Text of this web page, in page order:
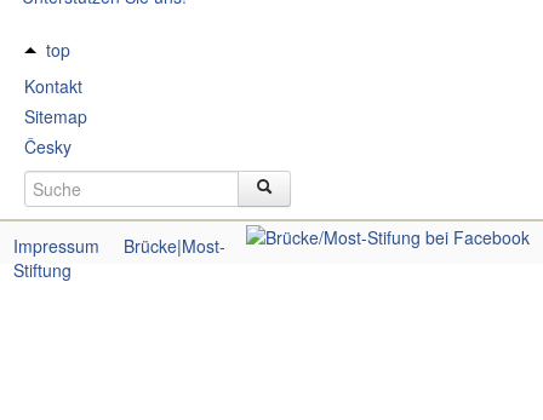
top
Kontakt
Sitemap
Česky
Impressum
Brücke|Most-
Stiftung